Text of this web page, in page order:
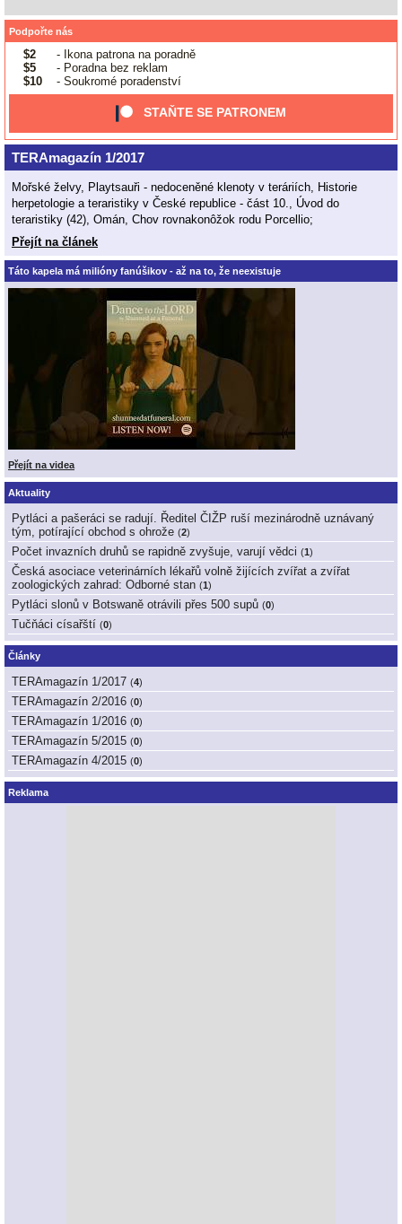
Podpořte nás
$2
- Ikona patrona na poradně
$5
- Poradna bez reklam
$10
- Soukromé poradenství
STAŇTE SE PATRONEM
TERAmagazín 1/2017
Mořské želvy, Playtsauři - nedoceněné klenoty v teráriích, Historie
herpetologie a teraristiky v České republice - část 10., Úvod do
teraristiky (42), Omán, Chov rovnakonôžok rodu Porcellio;
Přejít na článek
Táto kapela má milióny fanúšikov - až na to, že neexistuje
Přejít na videa
Aktuality
Pytláci a pašeráci se radují. Ředitel ČIŽP ruší mezinárodně uznávaný
tým, potírající obchod s ohrože (2)
Počet invazních druhů se rapidně zvyšuje, varují vědci (1)
Česká asociace veterinárních lékařů volně žijících zvířat a zvířat
zoologických zahrad: Odborné stan (1)
Pytláci slonů v Botswaně otrávili přes 500 supů (0)
Tučňáci císařští (0)
Články
TERAmagazín 1/2017 (4)
TERAmagazín 2/2016 (0)
TERAmagazín 1/2016 (0)
TERAmagazín 5/2015 (0)
TERAmagazín 4/2015 (0)
Reklama